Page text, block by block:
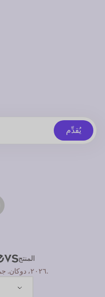
يُقدِّم
المنتج
© ٢٠٢٦، دوكان. جميع الحقوق محفوظة.